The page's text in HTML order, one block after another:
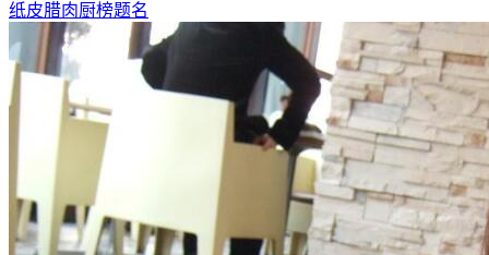
纸皮腊肉厨榜题名